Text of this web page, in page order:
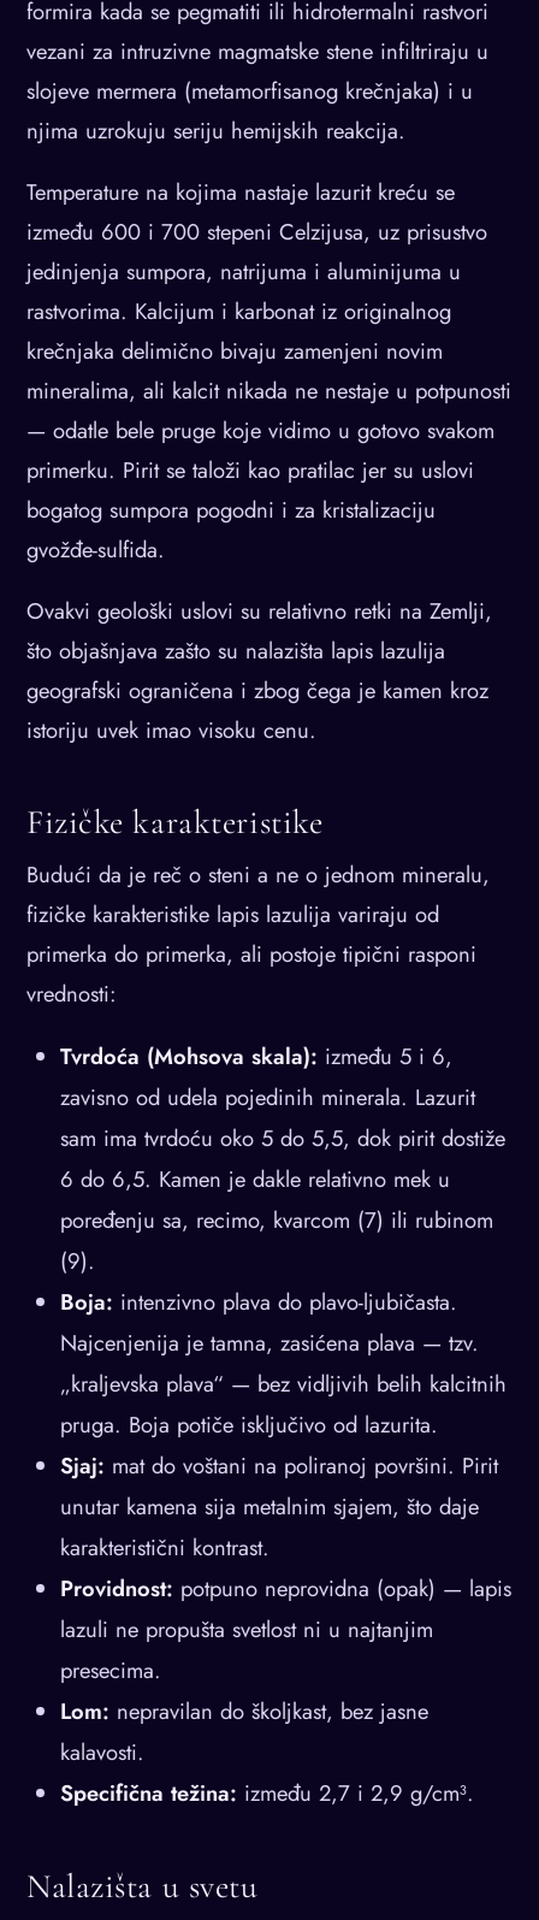
formira kada se pegmatiti ili hidrotermalni rastvori
vezani za intruzivne magmatske stene infiltriraju u
slojeve mermera (metamorfisanog krečnjaka) i u
njima uzrokuju seriju hemijskih reakcija.
Temperature na kojima nastaje lazurit kreću se
između 600 i 700 stepeni Celzijusa, uz prisustvo
jedinjenja sumpora, natrijuma i aluminijuma u
rastvorima. Kalcijum i karbonat iz originalnog
krečnjaka delimično bivaju zamenjeni novim
mineralima, ali kalcit nikada ne nestaje u potpunosti
— odatle bele pruge koje vidimo u gotovo svakom
primerku. Pirit se taloži kao pratilac jer su uslovi
bogatog sumpora pogodni i za kristalizaciju
gvožđe-sulfida.
Ovakvi geološki uslovi su relativno retki na Zemlji,
što objašnjava zašto su nalazišta lapis lazulija
geografski ograničena i zbog čega je kamen kroz
istoriju uvek imao visoku cenu.
Fizičke karakteristike
Budući da je reč o steni a ne o jednom mineralu,
fizičke karakteristike lapis lazulija variraju od
primerka do primerka, ali postoje tipični rasponi
vrednosti:
Tvrdoća (Mohsova skala): između 5 i 6,
zavisno od udela pojedinih minerala. Lazurit
sam ima tvrdoću oko 5 do 5,5, dok pirit dostiže
6 do 6,5. Kamen je dakle relativno mek u
poređenju sa, recimo, kvarcom (7) ili rubinom
(9).
Boja: intenzivno plava do plavo-ljubičasta.
Najcenjenija je tamna, zasićena plava — tzv.
„kraljevska plava“ — bez vidljivih belih kalcitnih
pruga. Boja potiče isključivo od lazurita.
Sjaj: mat do voštani na poliranoj površini. Pirit
unutar kamena sija metalnim sjajem, što daje
karakteristični kontrast.
Providnost: potpuno neprovidna (opak) — lapis
lazuli ne propušta svetlost ni u najtanjim
presecima.
Lom: nepravilan do školjkast, bez jasne
kalavosti.
Specifična težina: između 2,7 i 2,9 g/cm³.
Nalazišta u svetu